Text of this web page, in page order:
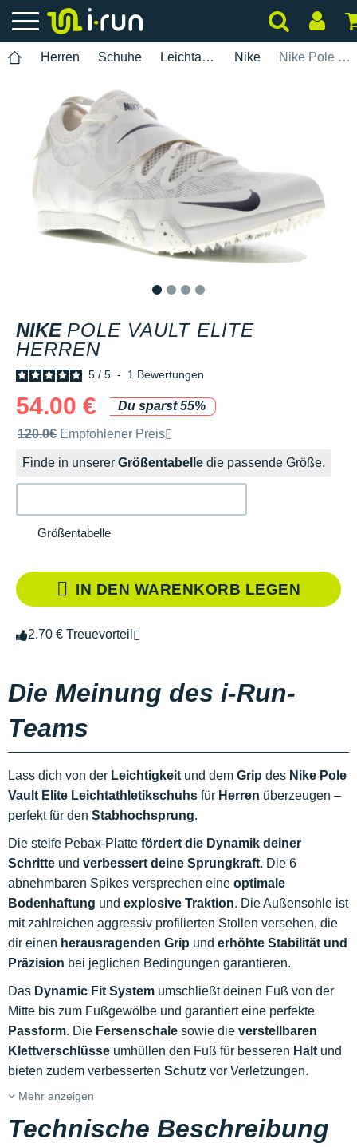
Herren Schuhe Leichtathletik Nike Nike Pole Vault Elite Herren
NIKE POLE VAULT ELITE
HERREN
5 / 5 - 1 Bewertungen
54.00 €
Du sparst 55%
Unverbindliche Preisempfehlung der Marke
120.0€ Empfohlener Preis
Finde in unserer Größentabelle die passende Größe.
Größentabelle
IN DEN WARENKORB LEGEN
2.70 € Treuevorteil
Die Meinung des i-Run-
Teams
Lass dich von der Leichtigkeit und dem Grip des Nike Pole
Vault Elite Leichtathletikschuhs für Herren überzeugen –
perfekt für den Stabhochsprung.
Die steife Pebax-Platte fördert die Dynamik deiner
Schritte und verbessert deine Sprungkraft. Die 6
abnehmbaren Spikes versprechen eine optimale
Bodenhaftung und explosive Traktion. Die Außensohle ist
mit zahlreichen aggressiv profilierten Stollen versehen, die
dir einen herausragenden Grip und erhöhte Stabilität und
Präzision bei jeglichen Bedingungen garantieren.
Das Dynamic Fit System umschließt deinen Fuß von der
Mitte bis zum Fußgewölbe und garantiert eine perfekte
Passform. Die Fersenschale sowie die verstellbaren
Klettverschlüsse umhüllen den Fuß für besseren Halt und
bieten zudem verbesserten Schutz vor Verletzungen.
Mehr anzeigen
Technische Beschreibung